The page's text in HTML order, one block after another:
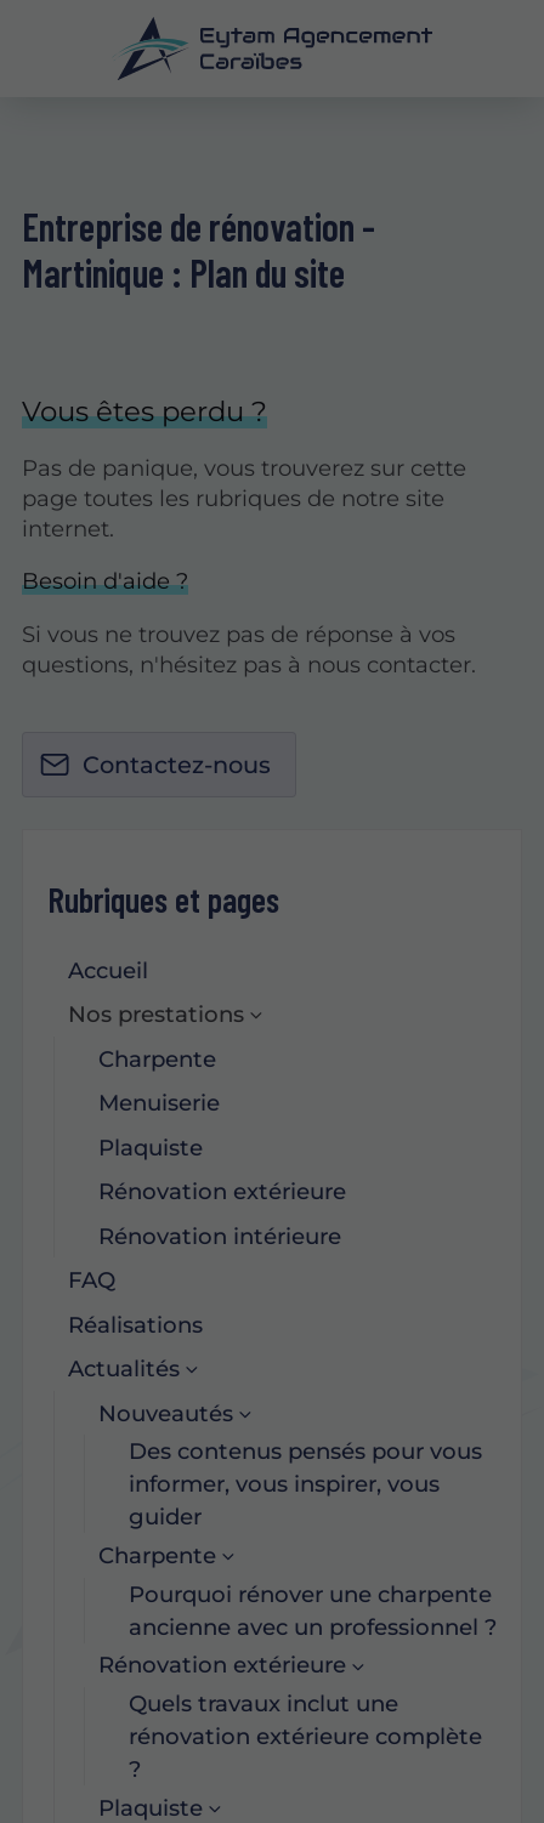
Entreprise de rénovation -
Martinique : Plan du site
Vous êtes perdu ?
Pas de panique, vous trouverez sur cette
page toutes les rubriques de notre site
internet.​​
Besoin d'aide ?
Si vous ne trouvez pas de réponse à vos
questions, n'hésitez pas à nous contacter.
Contactez-nous
Rubriques et pages
Accueil
Nos prestations
Charpente
Menuiserie
Plaquiste
Rénovation extérieure
Rénovation intérieure
FAQ
Réalisations
Actualités
Nouveautés
Des contenus pensés pour vous
informer, vous inspirer, vous
guider
Charpente
Pourquoi rénover une charpente
ancienne avec un professionnel ?
Rénovation extérieure
Quels travaux inclut une
rénovation extérieure complète
?
Plaquiste